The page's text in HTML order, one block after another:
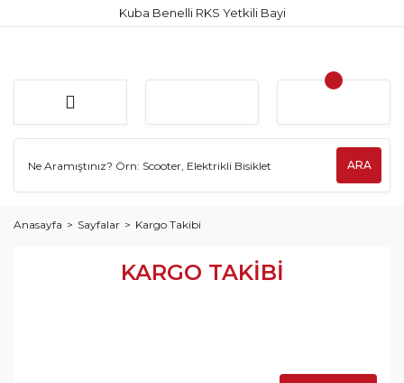
Kuba Benelli RKS Yetkili Bayi
ARA
Anasayfa Sayfalar Kargo Takibi
KARGO TAKIBI